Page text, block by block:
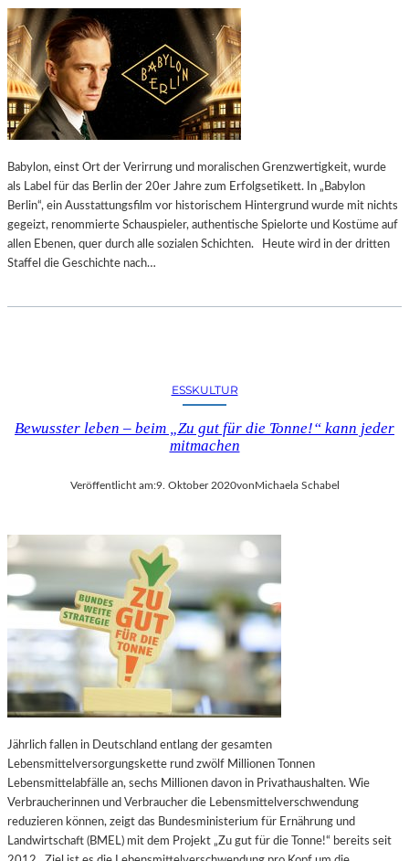
Babylon, einst Ort der Verirrung und moralischen Grenzwertigkeit, wurde
als Label für das Berlin der 20er Jahre zum Erfolgsetikett. In „Babylon
Berlin“, ein Ausstattungsfilm vor historischem Hintergrund wurde mit nichts
gegeizt, renommierte Schauspieler, authentische Spielorte und Kostüme auf
allen Ebenen, quer durch alle sozialen Schichten. Heute wird in der dritten
Staffel die Geschichte nach…
ESSKULTUR
Bewusster leben – beim „Zu gut für die Tonne!“ kann jeder
mitmachen
Veröffentlicht am:9. Oktober 2020vonMichaela Schabel
Jährlich fallen in Deutschland entlang der gesamten
Lebensmittelversorgungskette rund zwölf Millionen Tonnen
Lebensmittelabfälle an, sechs Millionen davon in Privathaushalten. Wie
Verbraucherinnen und Verbraucher die Lebensmittelverschwendung
reduzieren können, zeigt das Bundesministerium für Ernährung und
Landwirtschaft (BMEL) mit dem Projekt „Zu gut für die Tonne!“ bereits seit